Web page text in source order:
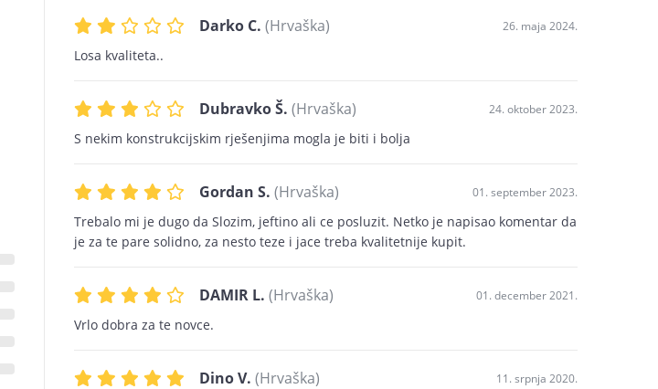
Darko C. (Hrvaška) 26. maja 2024.
Losa kvaliteta..
Dubravko Š. (Hrvaška) 24. oktober 2023.
S nekim konstrukcijskim rješenjima mogla je biti i bolja
Gordan S. (Hrvaška) 01. september 2023.
Trebalo mi je dugo da Slozim, jeftino ali ce posluzit. Netko je napisao komentar da
je za te pare solidno, za nesto teze i jace treba kvalitetnije kupit.
DAMIR L. (Hrvaška) 01. december 2021.
Vrlo dobra za te novce.
Dino V. (Hrvaška) 11. srpnja 2020.